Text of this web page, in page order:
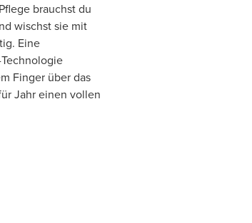
brauchst du
wischst sie mit
Eine
Finger über das
Jahr einen vollen